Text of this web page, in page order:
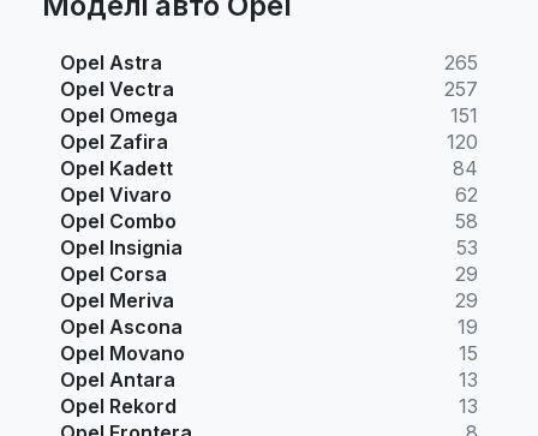
Opel Astra
265
Opel Vectra
257
Opel Omega
151
Opel Zafira
120
Opel Kadett
84
Opel Vivaro
62
Opel Combo
58
Opel Insignia
53
Opel Corsa
29
Opel Meriva
29
Opel Ascona
19
Opel Movano
15
Opel Antara
13
Opel Rekord
13